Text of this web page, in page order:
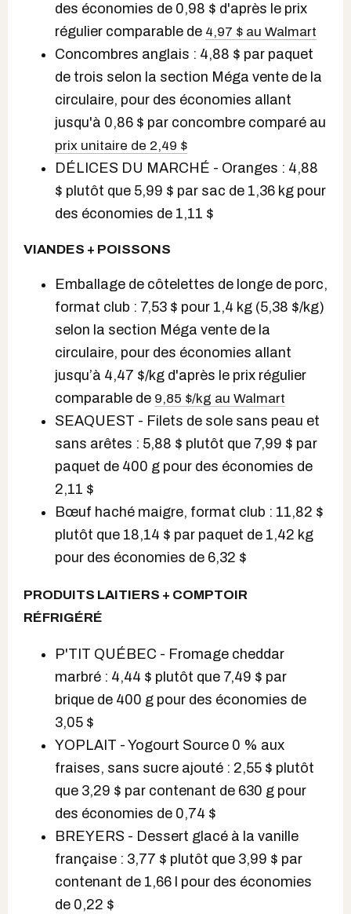
des économies de 0,98 $ d'après le prix
régulier comparable de 4,97 $ au Walmart
Concombres anglais : 4,88 $ par paquet
de trois selon la section Méga vente de la
circulaire, pour des économies allant
jusqu'à 0,86 $ par concombre comparé au
prix unitaire de 2,49 $
DÉLICES DU MARCHÉ - Oranges : 4,88
$ plutôt que 5,99 $ par sac de 1,36 kg pour
des économies de 1,11 $
VIANDES + POISSONS
Emballage de côtelettes de longe de porc,
format club : 7,53 $ pour 1,4 kg (5,38 $/kg)
selon la section Méga vente de la
circulaire, pour des économies allant
jusqu’à 4,47 $/kg d'après le prix régulier
comparable de 9,85 $/kg au Walmart
SEAQUEST - Filets de sole sans peau et
sans arêtes : 5,88 $ plutôt que 7,99 $ par
paquet de 400 g pour des économies de
2,11 $
Bœuf haché maigre, format club : 11,82 $
plutôt que 18,14 $ par paquet de 1,42 kg
pour des économies de 6,32 $
PRODUITS LAITIERS + COMPTOIR
RÉFRIGÉRÉ
P'TIT QUÉBEC - Fromage cheddar
marbré : 4,44 $ plutôt que 7,49 $ par
brique de 400 g pour des économies de
3,05 $
YOPLAIT - Yogourt Source 0 % aux
fraises, sans sucre ajouté : 2,55 $ plutôt
que 3,29 $ par contenant de 630 g pour
des économies de 0,74 $
BREYERS - Dessert glacé à la vanille
française : 3,77 $ plutôt que 3,99 $ par
contenant de 1,66 l pour des économies
de 0,22 $